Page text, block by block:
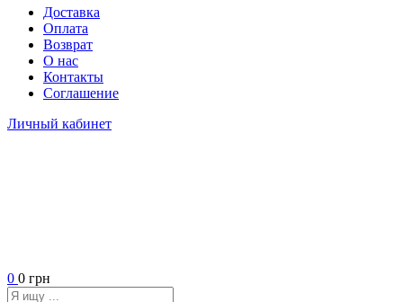
Доставка
Оплата
Возврат
О нас
Контакты
Соглашение
Личный кабинет
0 0 грн